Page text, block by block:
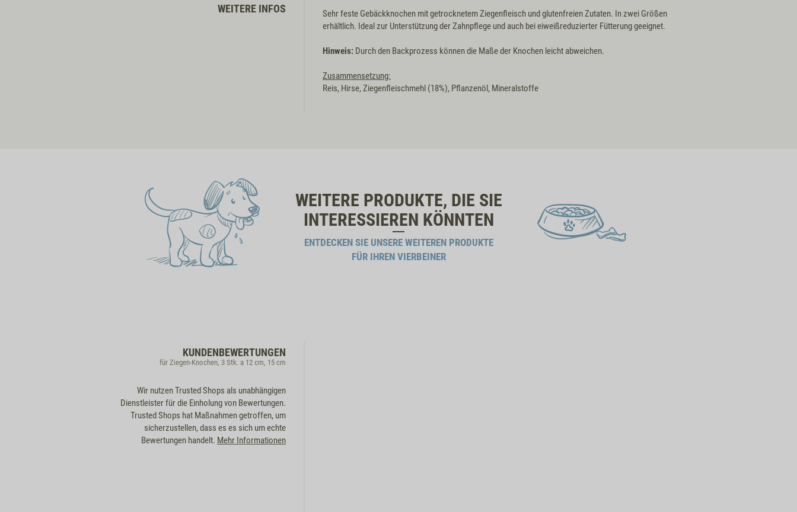
WEITERE INFOS
Sehr feste Gebäckknochen mit getrocknetem Ziegenfleisch und glutenfreien Zutaten. In zwei Größen
erhältlich. Ideal zur Unterstützung der Zahnpflege und auch bei eiweißreduzierter Fütterung geeignet.
Hinweis:Durch den Backprozess können die Maße der Knochen leicht abweichen.
Zusammensetzung:
Reis, Hirse, Ziegenfleischmehl (18%), Pflanzenöl, Mineralstoffe
WEITERE PRODUKTE, DIE SIE
INTERESSIEREN KÖNNTEN
ENTDECKEN SIE UNSERE WEITEREN PRODUKTE
FÜR IHREN VIERBEINER
KUNDENBEWERTUNGEN
für Ziegen-Knochen, 3 Stk. a 12 cm, 15 cm
Wir nutzen Trusted Shops als unabhängigen
Dienstleister für die Einholung von Bewertungen.
Trusted Shops hat Maßnahmen getroffen, um
sicherzustellen, dass es es sich um echte
Bewertungen handelt. Mehr Informationen